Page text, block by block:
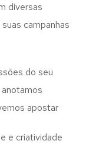
diversas
campanhas
do seu
apostar
e criatividade